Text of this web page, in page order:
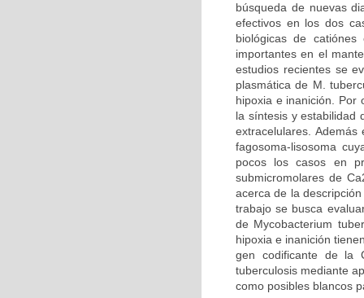
búsqueda de nuevas
efectivos en los dos
biológicas de
importantes en el
estudios recientes se
plasmática de M.
hipoxia e inanición. Por
la síntesis y estabilidad
extracelulares.
fagosoma-lisosoma
pocos los casos en
submicromolares de
acerca de la
trabajo se busca
de Mycobacterium
hipoxia e inanición
gen codificante de la
tuberculosis mediante
como posibles blancos